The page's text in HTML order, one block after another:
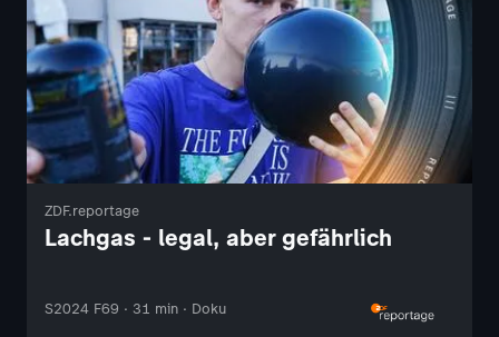
ZDF.reportage
Lachgas - legal, aber gefährlich
S2024 F69 · 31 min · Doku